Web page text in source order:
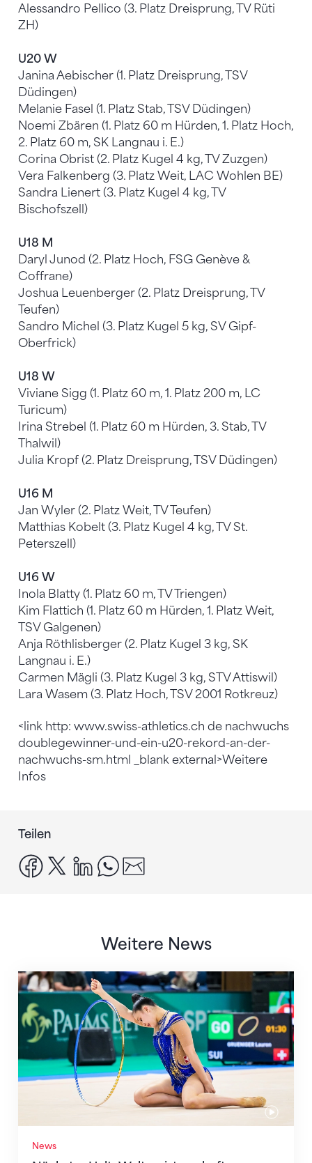
Alessandro Pellico (3. Platz Dreisprung, TV Rüti
ZH)
U20 W
Janina Aebischer (1. Platz Dreisprung, TSV
Düdingen)
Melanie Fasel (1. Platz Stab, TSV Düdingen)
Noemi Zbären (1. Platz 60 m Hürden, 1. Platz Hoch,
2. Platz 60 m, SK Langnau i. E.)
Corina Obrist (2. Platz Kugel 4 kg, TV Zuzgen)
Vera Falkenberg (3. Platz Weit, LAC Wohlen BE)
Sandra Lienert (3. Platz Kugel 4 kg, TV
Bischofszell)
U18 M
Daryl Junod (2. Platz Hoch, FSG Genève &
Coffrane)
Joshua Leuenberger (2. Platz Dreisprung, TV
Teufen)
Sandro Michel (3. Platz Kugel 5 kg, SV Gipf-
Oberfrick)
U18 W
Viviane Sigg (1. Platz 60 m, 1. Platz 200 m, LC
Turicum)
Irina Strebel (1. Platz 60 m Hürden, 3. Stab, TV
Thalwil)
Julia Kropf (2. Platz Dreisprung, TSV Düdingen)
U16 M
Jan Wyler (2. Platz Weit, TV Teufen)
Matthias Kobelt (3. Platz Kugel 4 kg, TV St.
Peterszell)
U16 W
Inola Blatty (1. Platz 60 m, TV Triengen)
Kim Flattich (1. Platz 60 m Hürden, 1. Platz Weit,
TSV Galgenen)
Anja Röthlisberger (2. Platz Kugel 3 kg, SK
Langnau i. E.)
Carmen Mägli (3. Platz Kugel 3 kg, STV Attiswil)
Lara Wasem (3. Platz Hoch, TSV 2001 Rotkreuz)
<link http: www.swiss-athletics.ch de nachwuchs
doublegewinner-und-ein-u20-rekord-an-der-
nachwuchs-sm.html _blank external>Weitere
Infos
Teilen
facebook
x linkedinwhatsapp
Weitere News
News
Nächster Halt: Weltmeisterschaft